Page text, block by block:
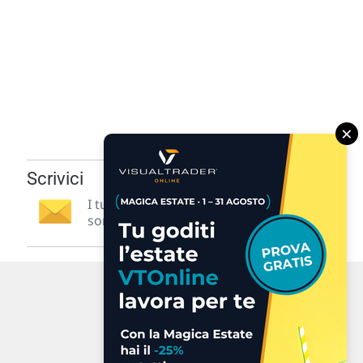
Scrivici
I tuoi suggerimenti per noi
sono preziosi e molto utili! »
×